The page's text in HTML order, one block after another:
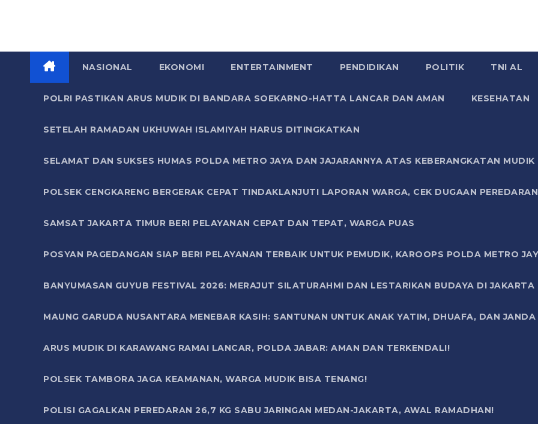
NASIONAL EKONOMI ENTERTAINMENT PENDIDIKAN POLITIK TNI AL
POLRI PASTIKAN ARUS MUDIK DI BANDARA SOEKARNO-HATTA LANCAR DAN AMAN KESEHATAN
SETELAH RAMADAN UKHUWAH ISLAMIYAH HARUS DITINGKATKAN
SELAMAT DAN SUKSES HUMAS POLDA METRO JAYA DAN JAJARANNYA ATAS KEBERANGKATAN
POLSEK CENGKARENG BERGERAK CEPAT TINDAKLANJUTI LAPORAN WARGA, CEK DUGAAN
SAMSAT JAKARTA TIMUR BERI PELAYANAN CEPAT DAN TEPAT, WARGA PUAS
POSYAN PAGEDANGAN SIAP BERI PELAYANAN TERBAIK UNTUK PEMUDIK, KAROOPS POLDA METRO
BANYUMASAN GUYUB FESTIVAL 2026: MERAJUT SILATURAHMI DAN LESTARIKAN BUDAYA DI JAKARTA
MAUNG GARUDA NUSANTARA MENEBAR KASIH: SANTUNAN UNTUK ANAK YATIM, DHUAFA, DAN
ARUS MUDIK DI KARAWANG RAMAI LANCAR, POLDA JABAR: AMAN DAN TERKENDALI!
POLSEK TAMBORA JAGA KEAMANAN, WARGA MUDIK BISA TENANG!
POLISI GAGALKAN PEREDARAN 26,7 KG SABU JARINGAN MEDAN-JAKARTA, AWAL RAMADHAN!